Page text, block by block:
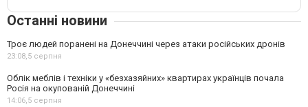
Останні новини
Троє людей поранені на Донеччині через атаки російських дронів
23:08,5 серпня
Облік меблів і техніки у «безхазяйних» квартирах українців почала
Росія на окупованій Донеччині
14:06,5 серпня